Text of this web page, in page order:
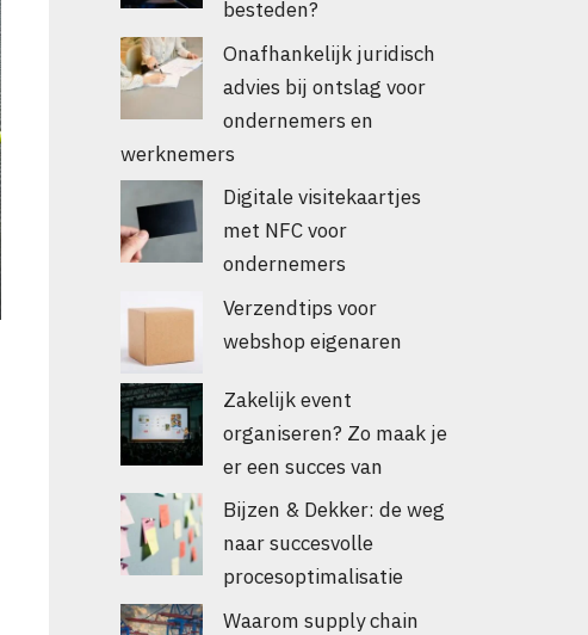
besteden?
Onafhankelijk juridisch
advies bij ontslag voor
ondernemers en
werknemers
Digitale visitekaartjes
met NFC voor
ondernemers
Verzendtips voor
webshop eigenaren
Zakelijk event
organiseren? Zo maak je
er een succes van
Bijzen & Dekker: de weg
naar succesvolle
procesoptimalisatie
Waarom supply chain